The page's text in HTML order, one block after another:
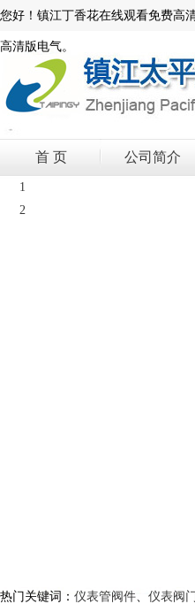
您好！镇江丁香花在线观看免费
高清版电气。
首 页 公司简介
1
2
热门关键词： 仪表管阀件、 仪表阀门